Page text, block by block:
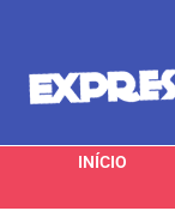
INÍCIO